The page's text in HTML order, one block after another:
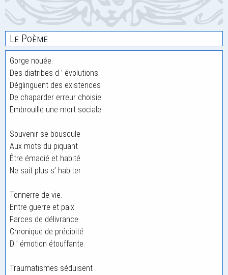
Le Poème
Gorge nouée.
Des diatribes d ’ évolutions
Déglinguent des existences
De chaparder erreur choisie
Embrouille une mort sociale.
Souvenir se bouscule
Aux mots du piquant
Être émacié et habité
Ne sait plus s’ habiter.
Tonnerre de vie.
Entre guerre et paix
Farces de délivrance
Chronique de précipité
D ’ émotion étouffante.
Traumatismes séduisent